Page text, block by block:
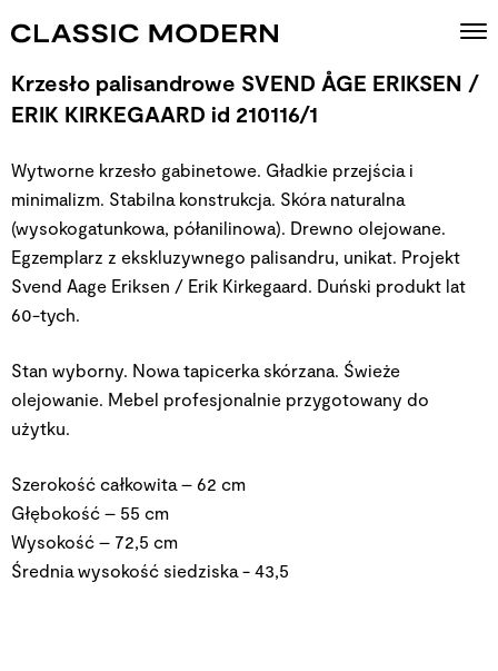
Krzesło palisandrowe SVEND ÅGE ERIKSEN /
ERIK KIRKEGAARD id 210116/1
Wytworne krzesło gabinetowe. Gładkie przejścia i
minimalizm. Stabilna konstrukcja. Skóra naturalna
(wysokogatunkowa, półanilinowa). Drewno olejowane.
Egzemplarz z ekskluzywnego palisandru, unikat. Projekt
Svend Aage Eriksen / Erik Kirkegaard. Duński produkt lat
60-tych.
Stan wyborny. Nowa tapicerka skórzana. Świeże
olejowanie. Mebel profesjonalnie przygotowany do
użytku.
Szerokość całkowita – 62 cm
Głębokość – 55 cm
Wysokość – 72,5 cm
Średnia wysokość siedziska - 43,5